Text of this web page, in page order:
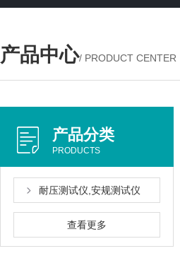
产品中心/ PRODUCT CENTER
产品分类
PRODUCTS
耐压测试仪,安规测试仪
查看更多